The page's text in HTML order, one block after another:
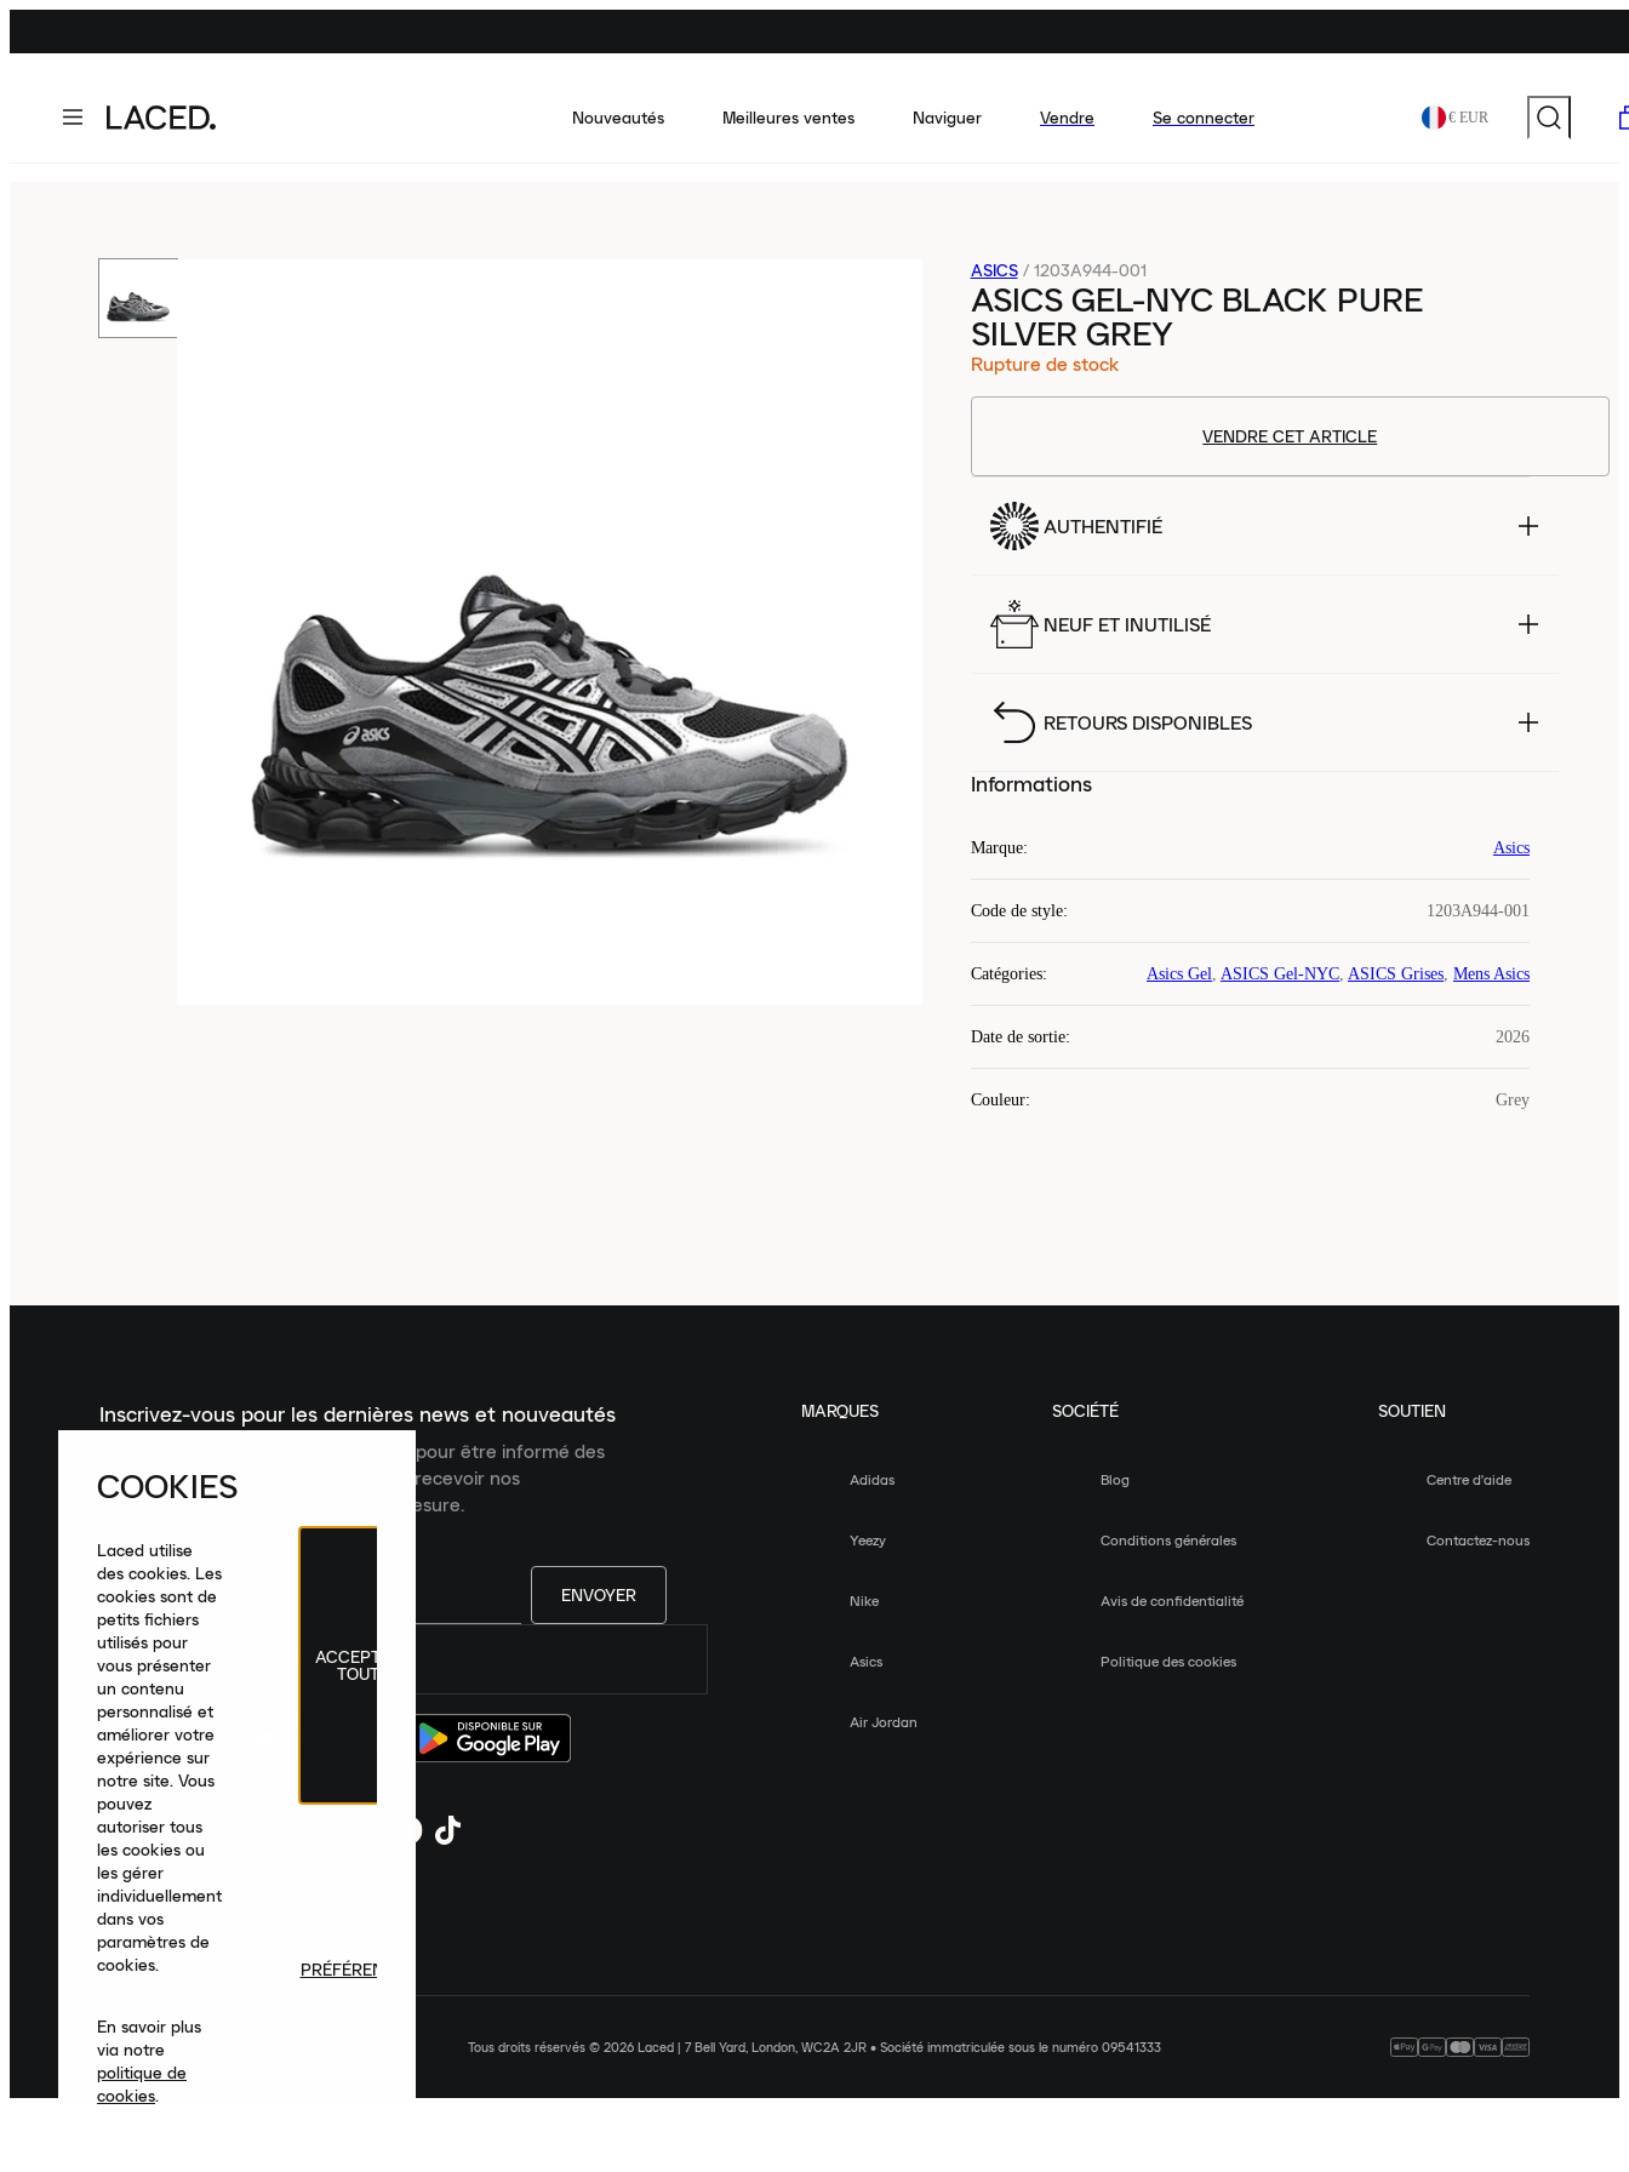
Nouveautés Meilleures ventes Naviguer Vendre Se connecter € EUR
ASICS / 1203A944-001
ASICS GEL-NYC BLACK PURE
SILVER GREY
Rupture de stock
VENDRE CET ARTICLE
AUTHENTIFIÉ
NEUF ET INUTILISÉ
RETOURS DISPONIBLES
Informations
Marque: Asics
Code de style: 1203A944-001
Catégories: Asics Gel, ASICS Gel-NYC, ASICS Grises, Mens Asics
Date de sortie: 2026
Couleur: Grey
Inscrivez-vous pour les dernières news et nouveautés
Inscrivez-vous à la newsletter Laced pour être informé des
dernières nouveautés, collections et recevoir nos
recommandations de produits sur mesure.
ENVOYER
France|Français
MARQUES
Adidas
Yeezy
Nike
Asics
Air Jordan
SOCIÉTÉ
Blog
Conditions générales
Avis de confidentialité
Politique des cookies
SOUTIEN
Centre d'aide
Contactez-nous
Tous droits réservés © 2026 Laced | 7 Bell Yard, London, WC2A 2JR • Société immatriculée sous le numéro 09541333
COOKIES
Laced utilise
des cookies. Les
cookies sont de
petits fichiers
utilisés pour
vous présenter
un contenu
personnalisé et
améliorer votre
expérience sur
notre site. Vous
pouvez
autoriser tous
les cookies ou
les gérer
individuellement
dans vos
paramètres de
cookies.
En savoir plus
via notre
politique de
cookies.
ACCEPTER
TOUT
PRÉFÉRENCES